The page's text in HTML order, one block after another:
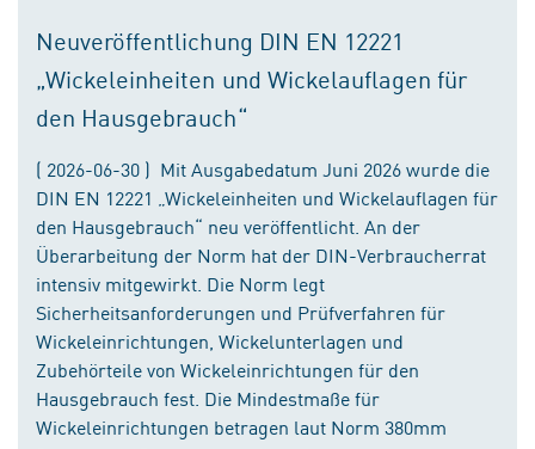
Neuveröffentlichung DIN EN 12221
„Wickeleinheiten und Wickelauflagen für
den Hausgebrauch“
( 2026-06-30 ) Mit Ausgabedatum Juni 2026 wurde die
DIN EN 12221 „Wickeleinheiten und Wickelauflagen für
den Hausgebrauch“ neu veröffentlicht. An der
Überarbeitung der Norm hat der DIN-Verbraucherrat
intensiv mitgewirkt. Die Norm legt
Sicherheitsanforderungen und Prüfverfahren für
Wickeleinrichtungen, Wickelunterlagen und
Zubehörteile von Wickeleinrichtungen für den
Hausgebrauch fest. Die Mindestmaße für
Wickeleinrichtungen betragen laut Norm 380mm